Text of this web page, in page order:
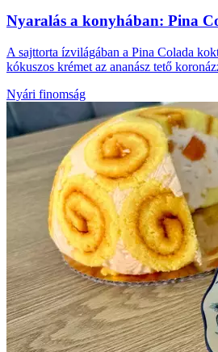
Nyaralás a konyhában: Pina
A sajttorta ízvilágában a Pina Colada
kókuszos krémet az ananász tető
Nyári finomság